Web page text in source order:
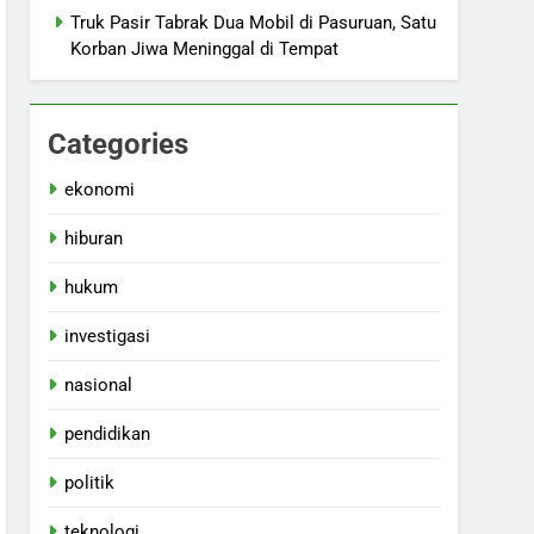
Truk Pasir Tabrak Dua Mobil di Pasuruan, Satu
Korban Jiwa Meninggal di Tempat
Categories
ekonomi
hiburan
hukum
investigasi
nasional
pendidikan
politik